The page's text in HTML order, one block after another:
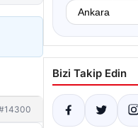
Bizi Takip Edin